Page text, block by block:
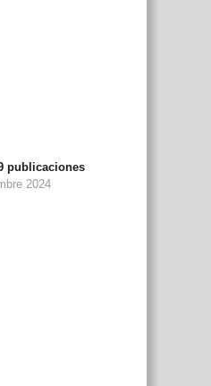
publicaciones
2024